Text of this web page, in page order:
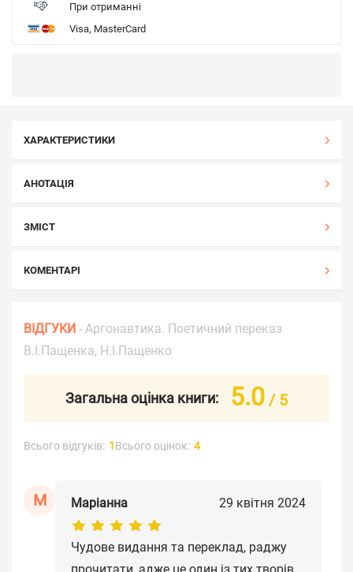
При отриманні
Visa, MasterCard
ХАРАКТЕРИСТИКИ
АНОТАЦІЯ
ЗМІСТ
КОМЕНТАРІ
ВІДГУКИ - Аргонавтика. Поетичний переказ
В.І.Пащенка, Н.І.Пащенко
Загальна оцінка книги: 5.0 / 5
Всього відгуків: 1Всього оцінок: 4
М Маріанна 29 квітня 2024
Чудове видання та переклад, раджу